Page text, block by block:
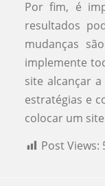
Por fim, é
resultados
mudanças
implemente
site alcançar
estratégias e
colocar um
Post Views: